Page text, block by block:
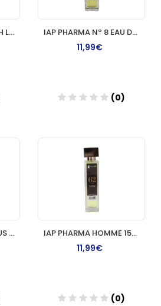
IAP PHARM Nº 2 RALPH LAUREN ENVASE 150 ML IAP PHARMA Nº 8 EAU DE ROCHAS FEMME 150 ML
11,99€
(0)
IAP PHARMA KIDS TOUS COLONIA 100ML IAP PHARMA HOMME 150 ML Nº 62
11,99€
(0)